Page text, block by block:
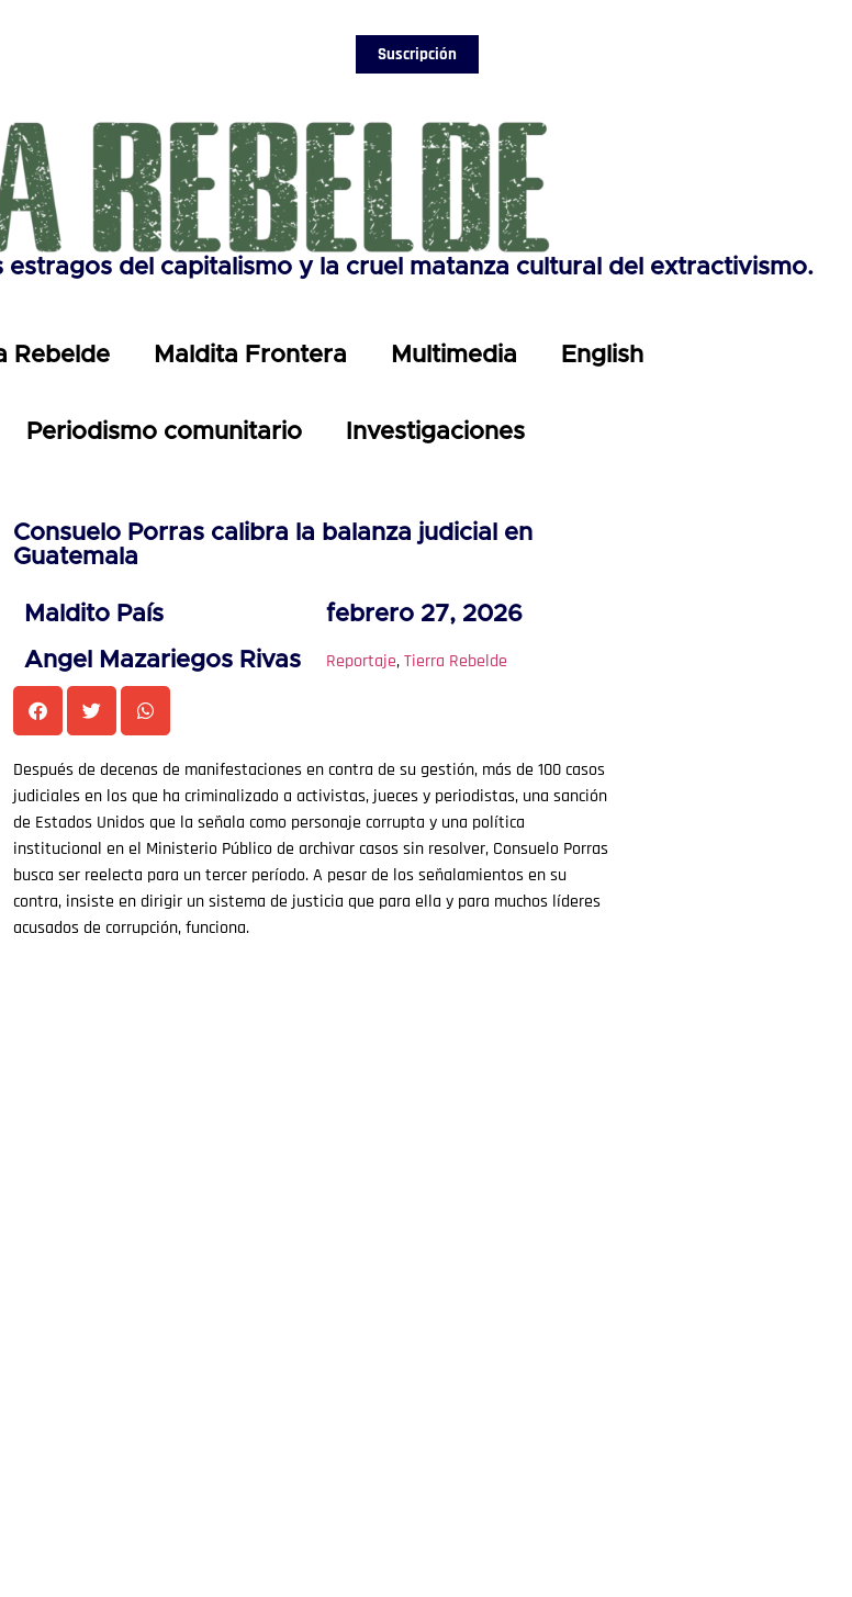
Suscripción
del capitalismo y la cruel matanza cultural del extractivismo.
Rebelde Maldita Frontera Multimedia English
Periodismo comunitario Investigaciones
Consuelo Porras calibra la balanza judicial en
Guatemala
Maldito País
febrero 27, 2026
Angel Mazariegos Rivas
Reportaje,Tierra Rebelde
Después de decenas de manifestaciones en contra de su gestión, más de 100 casos
judiciales en los que ha criminalizado a activistas, jueces y periodistas, una sanción
de Estados Unidos que la señala como personaje corrupta y una política
institucional en el Ministerio Público de archivar casos sin resolver, Consuelo Porras
busca ser reelecta para un tercer período. A pesar de los señalamientos en su
contra, insiste en dirigir un sistema de justicia que para ella y para muchos líderes
acusados de corrupción, funciona.